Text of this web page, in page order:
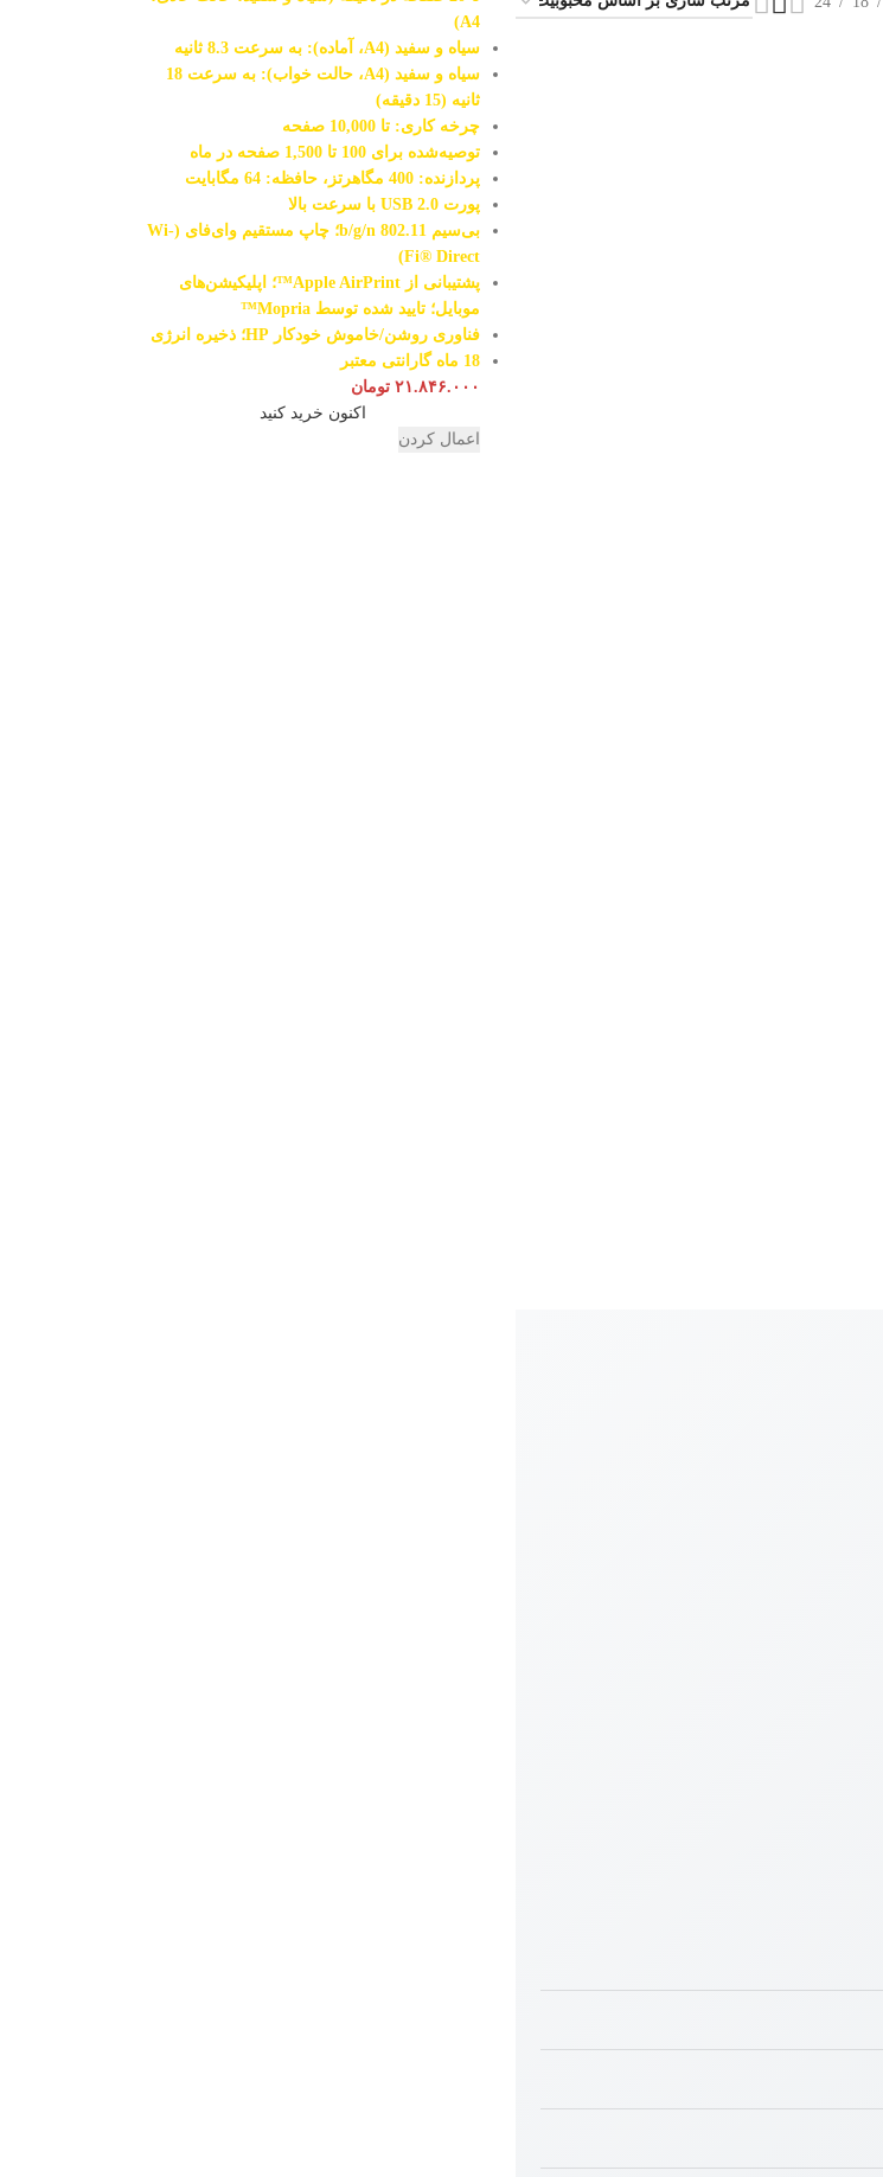
A4)
سیاه و سفید (A4، آماده): به سرعت 8.3 ثانیه
سیاه و سفید (A4، حالت خواب): به سرعت 18
ثانیه (15 دقیقه)
چرخه کاری: تا 10,000 صفحه
توصیه‌شده برای 100 تا 1,500 صفحه در ماه
پردازنده: 400 مگاهرتز، حافظه: 64 مگابایت
پورت USB 2.0 با سرعت بالا
بی‌سیم 802.11 b/g/n؛ چاپ مستقیم وای‌فای (Wi-
Fi® Direct)
پشتیبانی از Apple AirPrint™؛ اپلیکیشن‌های
موبایل؛ تایید شده توسط Mopria™
فناوری روشن/خاموش خودکار HP؛ ذخیره انرژی
18 ماه گارانتی معتبر
۲۱.۸۴۶.۰۰۰ تومان
اکنون خرید کنید
اعمال کردن